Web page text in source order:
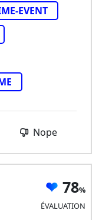
EVENT
Nope
78
ÉVALUATION